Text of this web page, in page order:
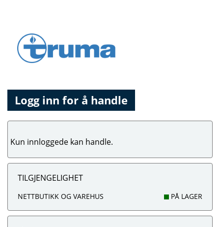
Logg inn for å handle
Kun innloggede kan handle.
TILGJENGELIGHET
NETTBUTIKK OG VAREHUS PÅ LAGER